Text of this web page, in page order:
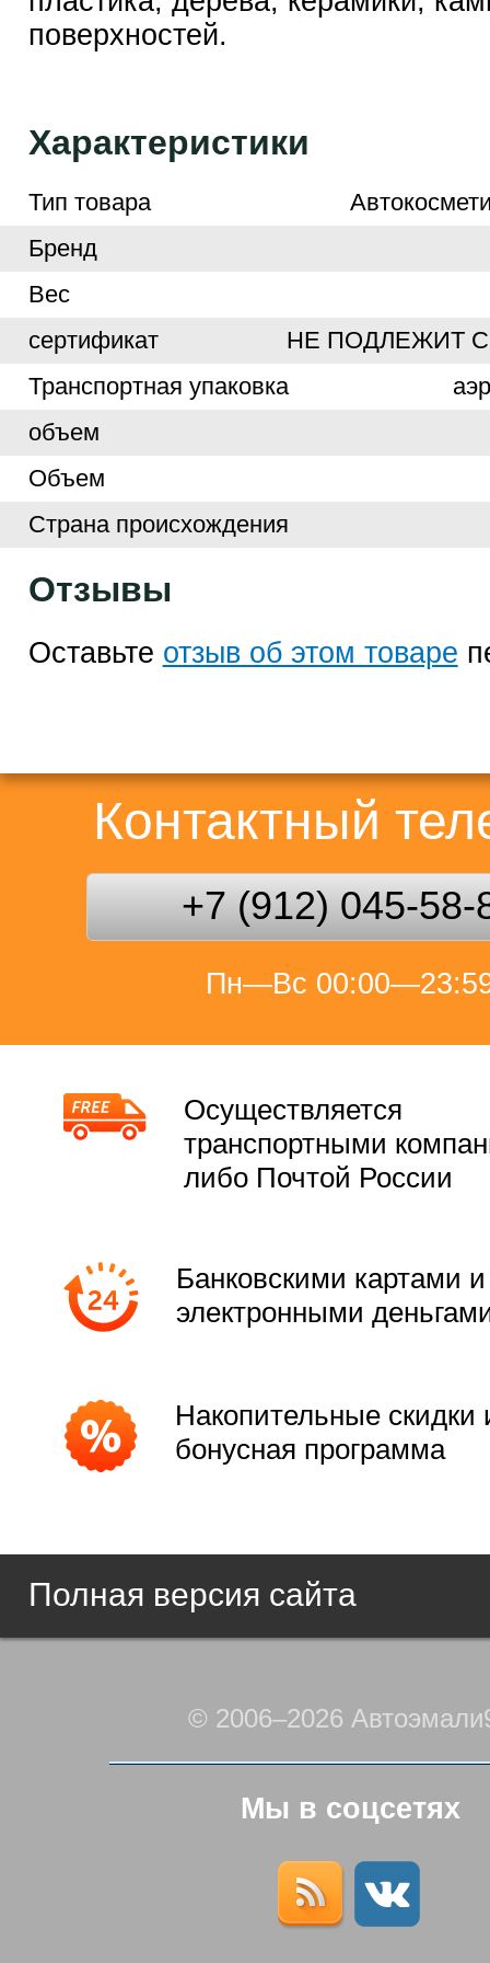
поверхностей.
Характеристики
Тип товара
Бренд
Вес
сертификат
НЕ ПОДЛЕЖИТ
Транспортная упаковка
объем
Объем
Страна происхождения
Отзывы
Оставьте отзыв об этом товаре
Контактный
+7 (912) 045-58-
Пн—Вс
Осуществляется
транспортными
либо Почтой России
Банковскими картами и
электронными
Накопительные скидки
бонусная программа
Полная версия сайта
© 2006–2026
Мы в соцсетях